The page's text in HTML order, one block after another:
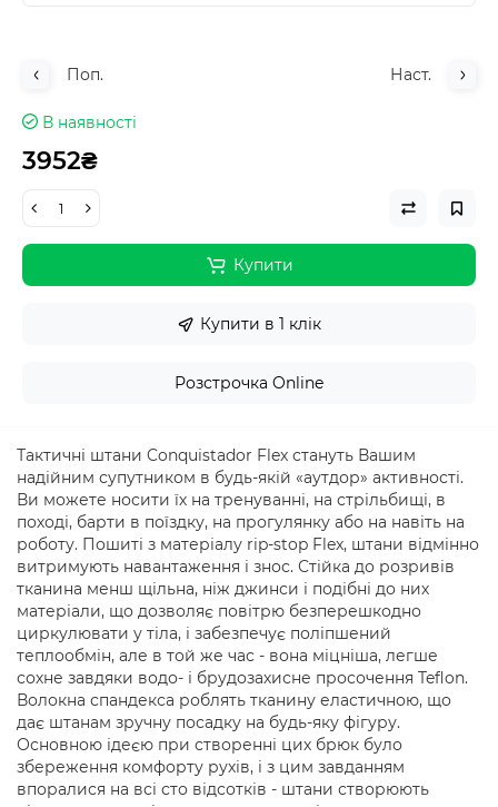
Поп. Наст.
В наявності
3952₴
Купити
Купити в 1 клік
Розстрочка Online
Тактичні штани Conquistador Flex стануть Вашим
надійним супутником в будь-якій «аутдор» активності.
Ви можете носити їх на тренуванні, на стрільбищі, в
поході, барти в поїздку, на прогулянку або на навіть на
роботу. Пошиті з матеріалу rip-stop Flex, штани відмінно
витримують навантаження і знос. Стійка до розривів
тканина менш щільна, ніж джинси і подібні до них
матеріали, що дозволяє повітрю безперешкодно
циркулювати у тіла, і забезпечує поліпшений
теплообмін, але в той же час - вона міцніша, легше
сохне завдяки водо- і брудозахисне просочення Teflon.
Волокна спандекса роблять тканину еластичною, що
дає штанам зручну посадку на будь-яку фігуру.
Основною ідеєю при створенні цих брюк було
збереження комфорту рухів, і з цим завданням
впоралися на всі сто відсотків - штани створюють